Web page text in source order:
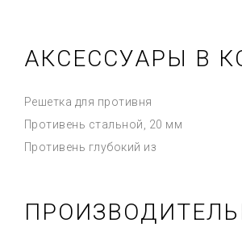
АКСЕССУАРЫ В
Решетка для противня
Противень стальной, 20 мм
Противень глубокий из